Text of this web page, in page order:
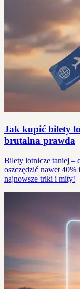
Jak kupić bilety
brutalna prawda
Bilety lotnicze taniej –
oszczędzić nawet 40%
najnowsze triki i mity!